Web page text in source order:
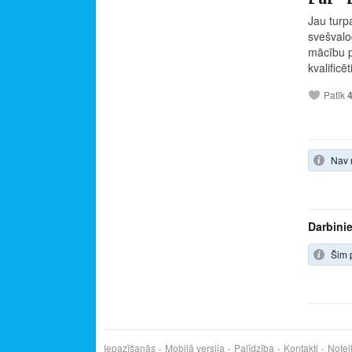
Jau
mācību
Patīk4
Nav
Šim
Iepazīšanās Mobilā versija Palīdzība Kontakti